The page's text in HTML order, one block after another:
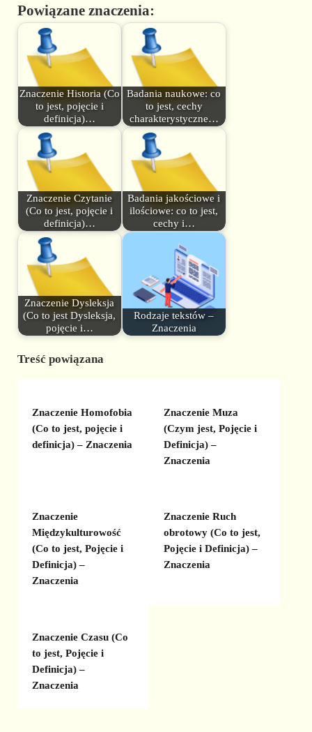
Powiązane znaczenia:
Znaczenie Historia (Co
to jest, pojęcie i
definicja)…
Badania naukowe: co
to jest, cechy
charakterystyczne…
Znaczenie Czytanie
(Co to jest, pojęcie i
definicja)…
Badania jakościowe i
ilościowe: co to jest,
cechy i…
Znaczenie Dysleksja
(Co to jest Dysleksja,
pojęcie i…
Rodzaje tekstów –
Znaczenia
Treść powiązana
Znaczenie Homofobia
(Co to jest, pojęcie i
definicja) – Znaczenia
Znaczenie Muza
(Czym jest, Pojęcie i
Definicja) –
Znaczenia
Znaczenie
Międzykulturowość
(Co to jest, Pojęcie i
Definicja) –
Znaczenia
Znaczenie Ruch
obrotowy (Co to jest,
Pojęcie i Definicja) –
Znaczenia
Znaczenie Czasu (Co
to jest, Pojęcie i
Definicja) –
Znaczenia